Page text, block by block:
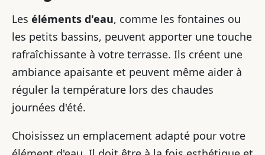
Les éléments d'eau, comme les fontaines ou
les petits bassins, peuvent apporter une touche
rafraîchissante à votre terrasse. Ils créent une
ambiance apaisante et peuvent même aider à
réguler la température lors des chaudes
journées d'été.
Choisissez un emplacement adapté pour votre